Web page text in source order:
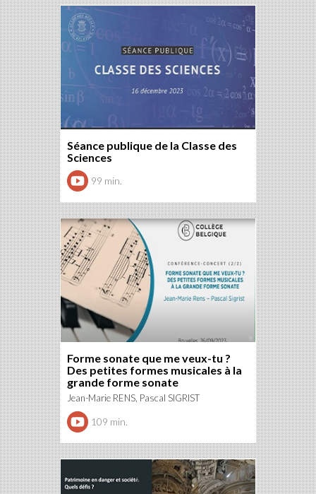
Séance publique de la Classe des
Sciences
99 min.
Forme sonate que me veux-tu ?
Des petites formes musicales à la
grande forme sonate
Jean-Marie RENS, Pascal SIGRIST
109 min.